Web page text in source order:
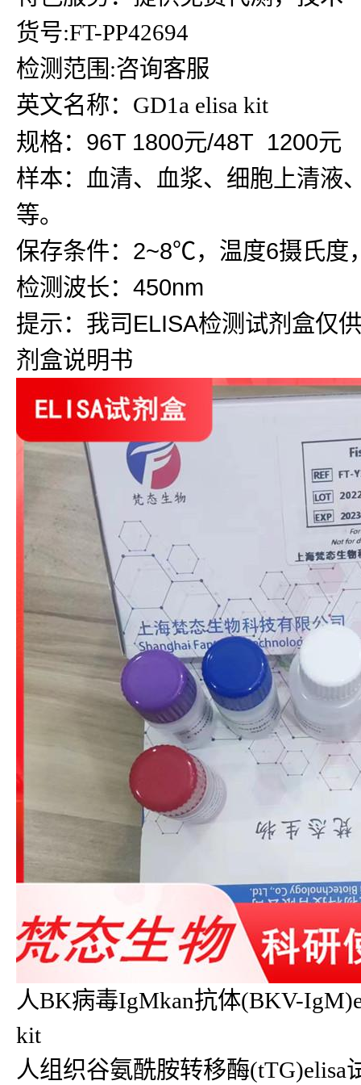
货号:FT-PP42694
检测范围:咨询客服
英文名称：GD1a elisa kit
规格：96T 1800元/48T 1200元
样本：血清、血浆、细胞上清液
等。
保存条件：2~8℃，温度6摄氏度
检测波长：450nm
提示：我司ELISA检测试剂盒仅
剂盒说明书
人BK病毒IgMkan抗体(BKV-
kit
人组织谷氨酰胺转移酶